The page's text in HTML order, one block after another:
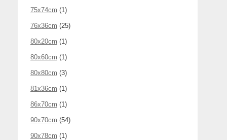
75x74cm (1)
76x36cm (25)
80x20cm (1)
80x60cm (1)
80x80cm (3)
81x36cm (1)
86x70cm (1)
90x70cm (54)
90x78cm (1)